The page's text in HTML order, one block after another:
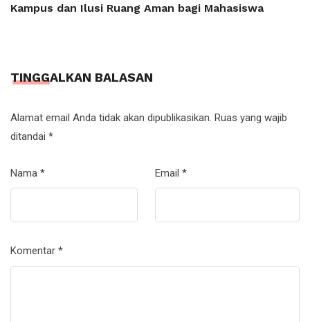
Kampus dan Ilusi Ruang Aman bagi Mahasiswa
TINGGALKAN BALASAN
Alamat email Anda tidak akan dipublikasikan. Ruas yang wajib
ditandai *
Nama * Email *
Komentar *